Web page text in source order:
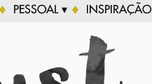
PESSOAL ▾ INSPIRAÇÃO